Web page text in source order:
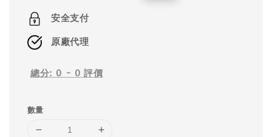
安全支付
原廠代理
總分: 0 - 0 評價
數量